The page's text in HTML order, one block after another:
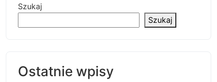
Szukaj
Szukaj
Ostatnie wpisy